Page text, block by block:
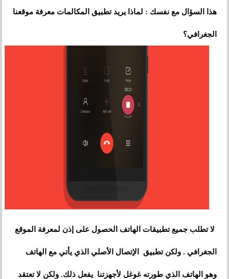
هذا السؤال مع نفسك : لماذا يريد تطبيق المكالمات معرفة موقعنا
الجغرافي؟
لا تطلب جميع تطبيقات الهاتف الحصول على إذن لمعرفة الموقع
الجغرافي . ولكن تطبيق الإتصال الأصلي الذي يأتي مع الهاتف
وهو الهاتف الذي طورته غوغل لأجهزتنا يفعل ذلك. ولكن لا تعتقد